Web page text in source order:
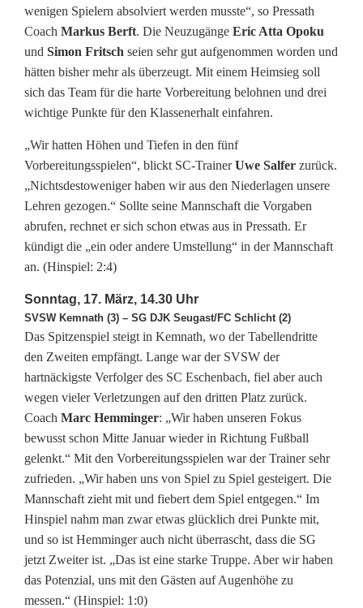
wenigen Spielern absolviert werden musste“, so Pressath
Coach Markus Berft. Die Neuzugänge Eric Atta Opoku
und Simon Fritsch seien sehr gut aufgenommen worden und
hätten bisher mehr als überzeugt. Mit einem Heimsieg soll
sich das Team für die harte Vorbereitung belohnen und drei
wichtige Punkte für den Klassenerhalt einfahren.
„Wir hatten Höhen und Tiefen in den fünf
Vorbereitungsspielen“, blickt SC-TrainerUwe Salfer zurück.
„Nichtsdestoweniger haben wir aus den Niederlagen unsere
Lehren gezogen.“ Sollte seine Mannschaft die Vorgaben
abrufen, rechnet er sich schon etwas aus in Pressath. Er
kündigt die „ein oder andere Umstellung“ in der Mannschaft
an. (Hinspiel: 2:4)
Sonntag, 17. März, 14.30 Uhr
SVSW Kemnath (3) – SG DJK Seugast/FC Schlicht (2)
Das Spitzenspiel steigt in Kemnath, wo der Tabellendritte
den Zweiten empfängt. Lange war der SVSW der
hartnäckigste Verfolger des SC Eschenbach, fiel aber auch
wegen vieler Verletzungen auf den dritten Platz zurück.
Coach Marc Hemminger: „Wir haben unseren Fokus
bewusst schon Mitte Januar wieder in Richtung Fußball
gelenkt.“ Mit den Vorbereitungsspielen war der Trainer sehr
zufrieden. „Wir haben uns von Spiel zu Spiel gesteigert. Die
Mannschaft zieht mit und fiebert dem Spiel entgegen.“ Im
Hinspiel nahm man zwar etwas glücklich drei Punkte mit,
und so ist Hemminger auch nicht überrascht, dass die SG
jetzt Zweiter ist. „Das ist eine starke Truppe. Aber wir haben
das Potenzial, uns mit den Gästen auf Augenhöhe zu
messen.“ (Hinspiel: 1:0)